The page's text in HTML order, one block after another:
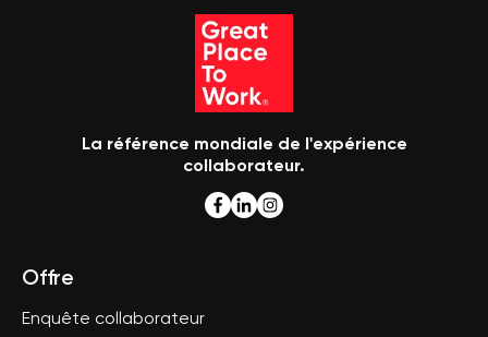
La référence mondiale de l'expérience
collaborateur.
Offre
Enquête collaborateur